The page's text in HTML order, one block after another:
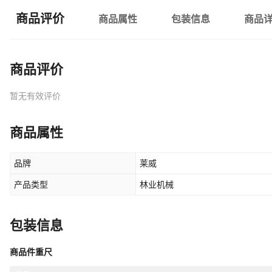
商品评价 商品属性 包装信息 商品
商品评价
暂无有效评价
商品属性
品牌 莱威
产品类型 林业机械
包装信息
商品件重尺